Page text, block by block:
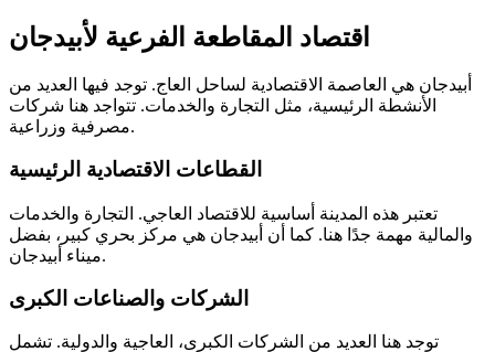
اقتصاد المقاطعة الفرعية لأبيدجان
أبيدجان هي العاصمة الاقتصادية لساحل العاج. توجد فيها العديد من
الأنشطة الرئيسية، مثل التجارة والخدمات. تتواجد هنا شركات
مصرفية وزراعية.
القطاعات الاقتصادية الرئيسية
تعتبر هذه المدينة أساسية للاقتصاد العاجي. التجارة والخدمات
والمالية مهمة جدًا هنا. كما أن أبيدجان هي مركز بحري كبير، بفضل
ميناء أبيدجان.
الشركات والصناعات الكبرى
توجد هنا العديد من الشركات الكبرى، العاجية والدولية. تشمل